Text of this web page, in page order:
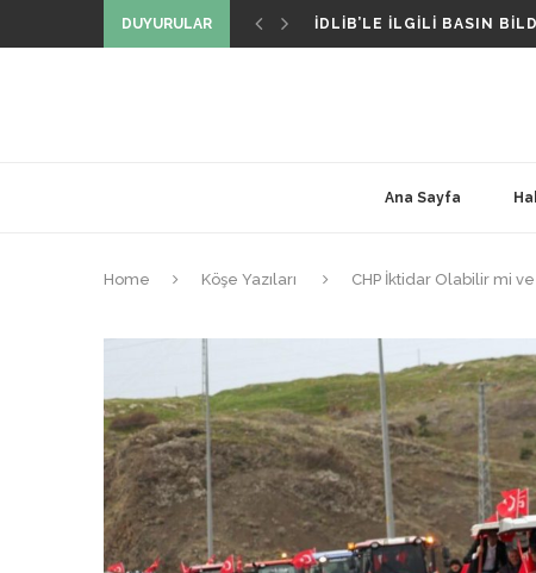
DUYURULAR
DIŞ POLITIKA
BIZ KIMIZ VE NIÇIN VARIZ?
Ana Sayfa
Home Köşe Yazıları CHP İktidar Olabilir mi ve